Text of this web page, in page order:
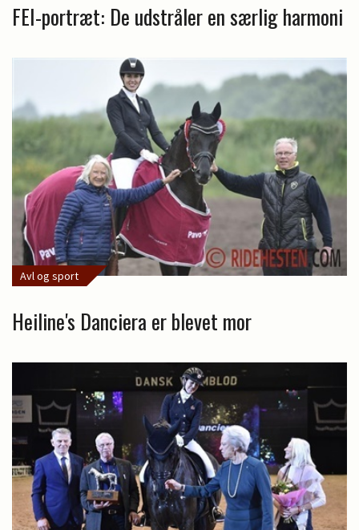
FEI-portræt: De udstråler en særlig harmoni
Avl og sport
Heiline's Danciera er blevet mor